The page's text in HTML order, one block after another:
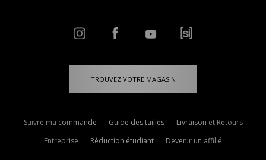
TROUVEZ VOTRE MAGASIN
Suivre ma commande Guide des tailles
Livraison et Retours
Entreprise
Réduction étudiant Devenir un affilié